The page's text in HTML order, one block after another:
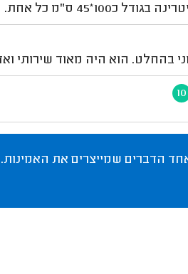
ס"מ כל אחת.
הוא היה מאוד שירותי
10
הדברים שמייצרים את